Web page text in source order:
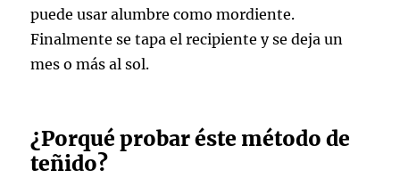
puede usar alumbre como mordiente.
Finalmente se tapa el recipiente y se deja un
mes o más al sol.
¿Porqué probar éste método de
teñido?